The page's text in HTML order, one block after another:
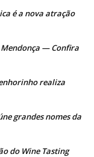
é a nova atração
Mendonça — Confira
realiza
grandes nomes da
do Wine Tasting